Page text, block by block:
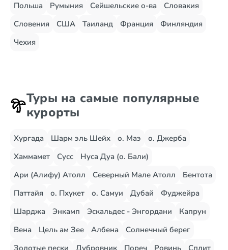
Польша
Румыния Сейшельские о-ва
Словакия
Словения
США Таиланд Франция
Финляндия
Чехия
Туры на самые популярные
курорты
Хургада Шарм эль Шейх о. Маэ
о. Джерба
Хаммамет
Сусс
Нуса Дуа (о. Бали)
Ари (Алифу) Атолл
Северный Мале Атолл
Бентота
Паттайя
о. Пхукет о. Самуи Дубай
Фуджейра
Шарджа
Энкамп Эскальдес - Энгордани
Капрун
Вена
Цель ам Зее Албена
Солнечный берег
Золотые пески
Дубровник Пореч Ровинь Сплит